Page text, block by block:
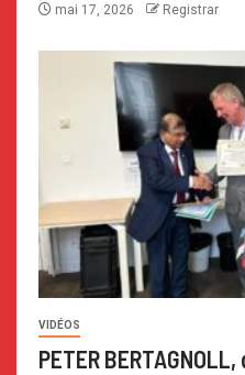
mai 17, 2026 Registrar
VIDÉOS
PETER